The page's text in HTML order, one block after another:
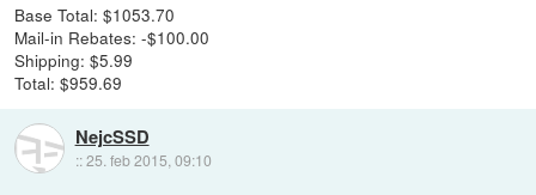
Base Total: $1053.70
Mail-in Rebates: -$100.00
Shipping: $5.99
Total: $959.69
NejcSSD
::25. feb 2015, 09:10